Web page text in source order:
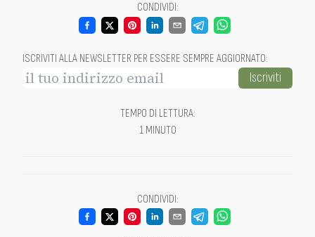
CONDIVIDI:
ISCRIVITI ALLA NEWSLETTER PER ESSERE SEMPRE AGGIORNATO:
Iscriviti
TEMPO DI LETTURA:
1 MINUTO
CONDIVIDI: